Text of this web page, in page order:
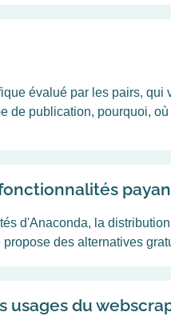
évalué par les pairs,
de publication, pourquoi,
d'Anaconda, la
des alternatives
usages du